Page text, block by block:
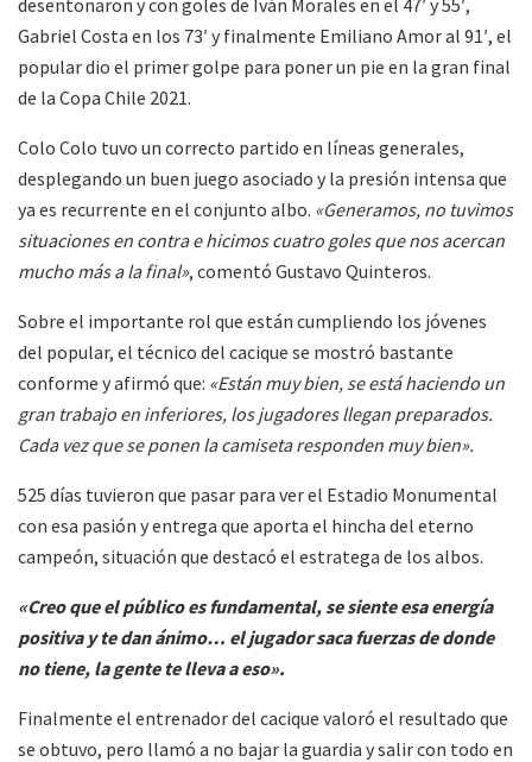
Gabriel Costa en los 73′ y finalmente Emiliano Amor al 91′, el
popular dio el primer golpe para poner un pie en la gran final
de la Copa Chile 2021.
Colo Colo tuvo un correcto partido en líneas generales,
desplegando un buen juego asociado y la presión intensa que
ya es recurrente en el conjunto albo. «Generamos, no tuvimos
situaciones en contra e hicimos cuatro goles que nos acercan
mucho más a la final», comentó Gustavo Quinteros.
Sobre el importante rol que están cumpliendo los jóvenes
del popular, el técnico del cacique se mostró bastante
conforme y afirmó que: «Están muy bien, se está haciendo un
gran trabajo en inferiores, los jugadores llegan preparados.
Cada vez que se ponen la camiseta responden muy bien».
525 días tuvieron que pasar para ver el Estadio Monumental
con esa pasión y entrega que aporta el hincha del eterno
campeón, situación que destacó el estratega de los albos.
«Creo que el público es fundamental, se siente esa energía
positiva y te dan ánimo… el jugador saca fuerzas de donde
no tiene, la gente te lleva a eso».
Finalmente el entrenador del cacique valoró el resultado que
se obtuvo, pero llamó a no bajar la guardia y salir con todo en